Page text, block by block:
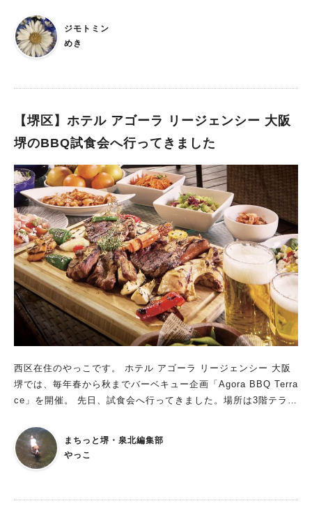
になかもず駅より徒歩5分の堺市産業振興センターイベントホー
ルほかで「メイドインさかいフェア」が開催されるそうです。
なかには、以前まちっと堺でも紹介されたお店さんや商品もたく
っきょう】（プレミアム米酢、米酢、黒糖）3種類の味が楽しめ
ケラの琥珀糖】 キラキラとした鉱石のような琥珀糖。 シャリ、
プルッとした食感と優しい甘さのお菓子が販売されるそうです。
【泉北レモン®︎ クラフトコーラ】 泉北レモンを使用したクラフ
トコーラを販売。皮まで安心安全な堺市南区産『泉北レモン
®』。その果汁とピール、花の蜂蜜に、８種類 のスパイス＆ハー
ブ等をブレンドした、香り豊かなコーラシロップです。炭酸やお
湯、紅茶などで５倍程度に薄めて、飲みたい時に飲める商品で
す。 ほかにもたくさんの店舗が並びます。 さかいスイーツフェ
スタ ⭐︎PARA お店で一番人気のオリジナルチュロスは、米粉のも
ちっと生地にシンプルな味が間違いない美味しさ。デコチュロス
は3種類のチョコをベースに様々なトッピングで見た目もかわい
いチュロスです。 ⭐︎株式会社Pasah はにわぷりん はにわぷり
ん金銀2個セット 金・銀の陶器に入ったプリンが4年ぶりに登
上げに金箔と銀箔をあしらったゴージャスなセットで、1日5セッ
ト限定。 「はにわぷりんカスタード」はプリン1個あたり卵黄を
4個分使用し、卵の味がしっかりと感じられるそうで、食後の陶
場 ⭐︎ごはんの時間 胡麻の香り・甘みと出汁のバランスを考えた
スタンダードな【金ごまいなり】や、 低温調理でしっとりさせ
たお肉に自家製醤油タレや出汁を含ませた薄揚げを使用した【ロ
ます。 ⭐︎ペトリス 国産小麦粉100%の生地に数種類のチーズをた
ジモトミン
めき
【堺区】ホテル アゴーラ リージェンシー 大阪
堺のBBQ試食会へ行ってきました
西区在住のやっこです。 ホテル アゴーラ リージェンシー 大阪
堺では、毎年春から秋までバーベキュー企画「Agora BBQ Terra
ce」を開催。 先日、試食会へ行ってきました。場所は3階テラ
ーな空間でBBQが楽しめます。 充実したビュッフェもあって、
マイスタイルのBBQが楽しめる 私がいただいたのが「スタンダ
ードBBQコース（フリードリンク付き）」。牛ロースや豚スペ
まちっと堺・泉北編集部
やっこ